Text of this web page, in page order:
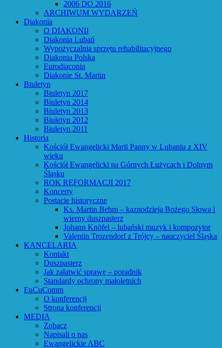
2006 DO 2016
ARCHIWUM WYDARZEŃ
Diakonia
O DIAKONII
Diakonia Lubań
Wypożyczalnia sprzętu rehabilitacyjnego
Diakonia Polska
Eurodiaconia
Diakonie St. Martin
Biuletyn
Biuletyn 2017
Biuletyn 2014
Biuletyn 2013
Biuletyn 2012
Biuletyn 2011
Historia
Kościół Ewangelicki Marii Panny w Lubaniu z XIV
wieku
Kościół Ewangelicki na Górnych Łużycach i Dolnym
Śląsku
ROK REFORMACJI 2017
Koncerty
Postacie historyczne
Ks. Martin Behm – kaznodzieja Bożego Słowa i
wierny duszpasterz
Johann Knöfel – lubański muzyk i kompozytor
Valentin Trozendorf z Trójcy – nauczyciel Śląska
KANCELARIA
Kontakt
Duszpasterz
Jak załatwić sprawę – poradnik
Standardy ochrony małoletnich
EuCuComm
O konferencji
Strona konferencji
MEDIA
Zobacz
Napisali o nas
Ewangelickie ABC